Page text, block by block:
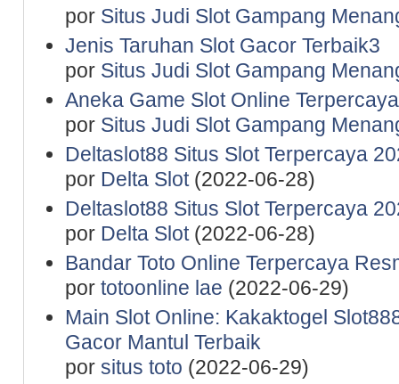
por Situs Judi Slot Gampang
Jenis Taruhan Slot Gacor Terbaik3
por Situs Judi Slot Gampang
Aneka Game Slot Online Terpercaya
por Situs Judi Slot Gampang
Deltaslot88 Situs Slot Terpercaya
por Delta Slot(2022-06-28)
Deltaslot88 Situs Slot Terpercaya
por Delta Slot(2022-06-28)
Bandar Toto Online Terpercaya
por totoonline lae (2022-06-29)
Main Slot Online: Kakaktogel
Gacor Mantul Terbaik
por situs toto (2022-06-29)